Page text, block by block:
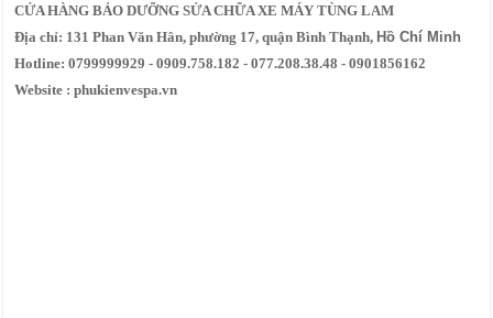
CỬA HÀNG BẢO DƯỠNG SỬA CHỮA XE MÁY TÙNG LAM
Địa chỉ: 131 Phan Văn Hân, phường 17, quận Bình Thạnh, Hồ Chí Minh
Hotline: 0799999929 - 0909.758.182 - 077.208.38.48 - 0901856162
Website : phukienvespa.vn